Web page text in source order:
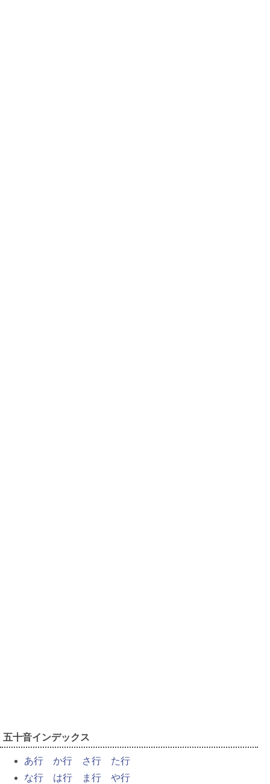
五十音インデックス
あ行 か行 さ行
た行
な行
は行 ま行
や行